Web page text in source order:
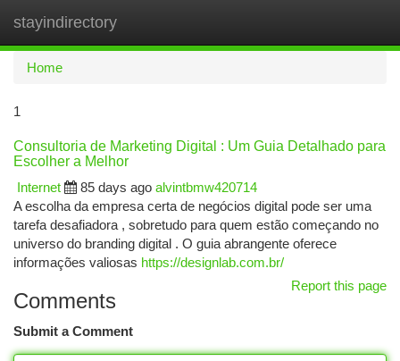
stayindirectory
Home
1
Consultoria de Marketing Digital : Um Guia Detalhado para
Escolher a Melhor
Internet
85 days ago alvintbmw420714
A escolha da empresa certa de negócios digital pode ser uma
tarefa desafiadora , sobretudo para quem estão começando no
universo do branding digital . O guia abrangente oferece
informações valiosas https://designlab.com.br/
Report this page
Comments
Submit a Comment